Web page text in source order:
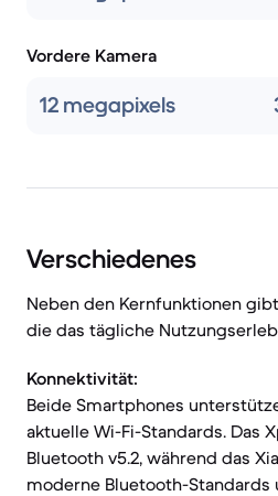
Vordere Kamera
12 megapixels
Verschiedenes
Neben den Kernfunktionen
die das tägliche
Konnektivität:
Beide Smartphones
aktuelle Wi-Fi-Standards. Das
Bluetooth v5.2, während das
moderne Bluetooth-